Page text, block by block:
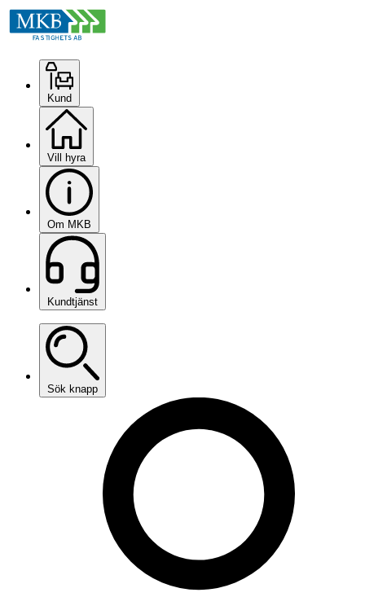
Kund
Vill hyra
Om MKB
Kundtjänst
Sök knapp